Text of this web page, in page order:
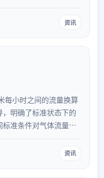
资讯
每小时之间的流量换算
明确了标准状态下的
准条件对气体流量计
资讯